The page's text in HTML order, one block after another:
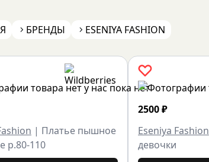
БРЕНДЫ ESENIYA FASHION
| Платье пышное
р.80-110
2500₽
Eseniya Fashion
девочки